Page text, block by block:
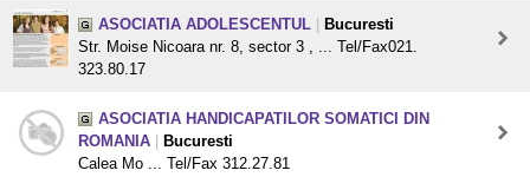
ASOCIATIA ADOLESCENTUL
Bucuresti
Str. Moise Nicoara nr. 8, sector 3 , ... Tel/Fax021.
323.80.17
ASOCIATIA HANDICAPATILOR SOMATICI DIN
ROMANIA
Bucuresti
Calea Mo ... Tel/Fax 312.27.81